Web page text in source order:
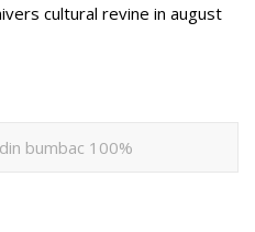
cultural revine in august
bumbac 100%